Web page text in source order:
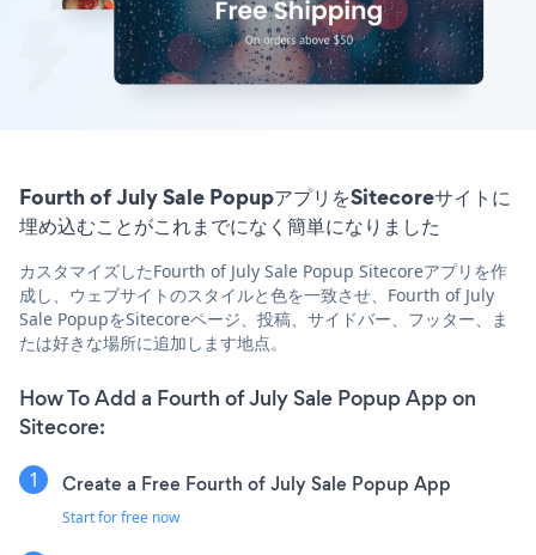
Fourth of July Sale PopupアプリをSitecoreサイトに
埋め込むことがこれまでになく簡単になりました
カスタマイズしたFourth of July Sale Popup Sitecoreアプリを作
成し、ウェブサイトのスタイルと色を一致させ、Fourth of July
Sale PopupをSitecoreページ、投稿、サイドバー、フッター、ま
たは好きな場所に追加します地点。
How To Add a Fourth of July Sale Popup App on
Sitecore:
Create a Free Fourth of July Sale Popup App
Start for free now